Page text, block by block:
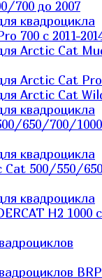
700 до 2007
квадроцикла
700 с 2011-
Arctic Cat
Arctic Cat
Arctic Cat
квадроцикла
650/700/1000
квадроцикла
Cat 500/550/
квадроцикла
H2 1000 c
BRP